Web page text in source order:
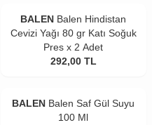
BALEN Balen Hindistan
Cevizi Yağı 80 gr Katı Soğuk
Pres x 2 Adet
292,00 TL
BALEN Balen Saf Gül Suyu
100 Ml